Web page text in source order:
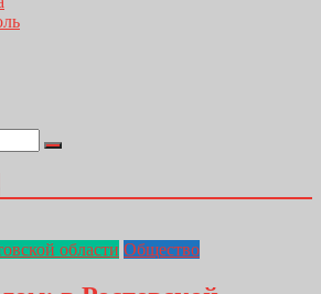
области Общество